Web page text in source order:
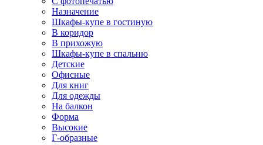
Назначение
Шкафы-купе в гостиную
В коридор
В прихожую
Шкафы-купе в спальню
Детские
Офисные
Для книг
Для одежды
На балкон
Форма
Высокие
Г-образные